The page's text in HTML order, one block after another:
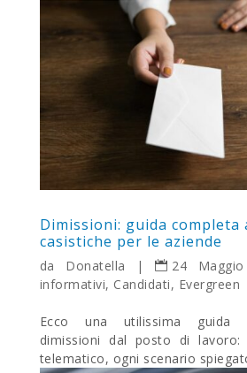
Dimissioni: guida completa
casistiche per le aziende
da Donatella | 24
informativi, Candidati, Evergreen
Ecco una utilissima guida
dimissioni dal posto di
telematico, ogni scenario